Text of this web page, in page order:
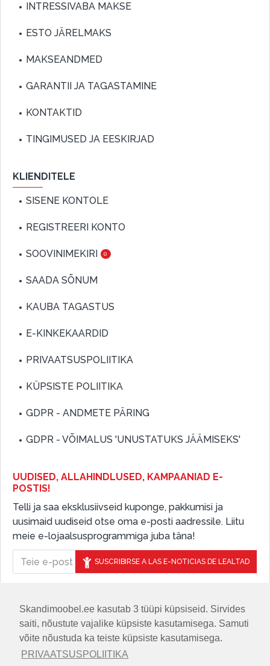
Skandimoobel.ee kasutab 3 tüüpi küpsiseid. Sirvides
saiti, nõustute vajalike küpsiste kasutamisega. Samuti
võite nõustuda ka teiste küpsiste kasutamisega.
PRIVAATSUSPOLIITIKA
INTRESSIVABA MAKSE
ESTO JÄRELMAKS
MAKSEANDMED
GARANTII JA TAGASTAMINE
KONTAKTID
TINGIMUSED JA EESKIRJAD
KLIENDITELE
SISENE KONTOLE
REGISTREERI KONTO
SOOVINIMEKIRI 0
SAADA SÕNUM
KAUBA TAGASTUS
E-KINKEKAARDID
PRIVAATSUSPOLIITIKA
KÜPSISTE POLIITIKA
GDPR - ANDMETE PÄRING
GDPR - VÕIMALUS 'UNUSTATUKS JÄÄMISEKS'
UUDISED, ALLAHINDLUSED, KAMPAANIAD E-
POSTIS!
Telli ja saa eksklusiivseid kuponge, pakkumisi ja
uusimaid uudiseid otse oma e-posti aadressile. Liitu
meie e-lojaalsusprogrammiga juba täna!
SUSCRIBIRSE A LAS E-NOTICIAS DE LEALTAD
JÄLGIGE MEID SOTSIAALMEEDIAS